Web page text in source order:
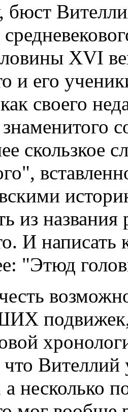
бюст
XVI
и его
своего
скользкое
из названия
И написать
"Этюд
подвижек,
что
а несколько